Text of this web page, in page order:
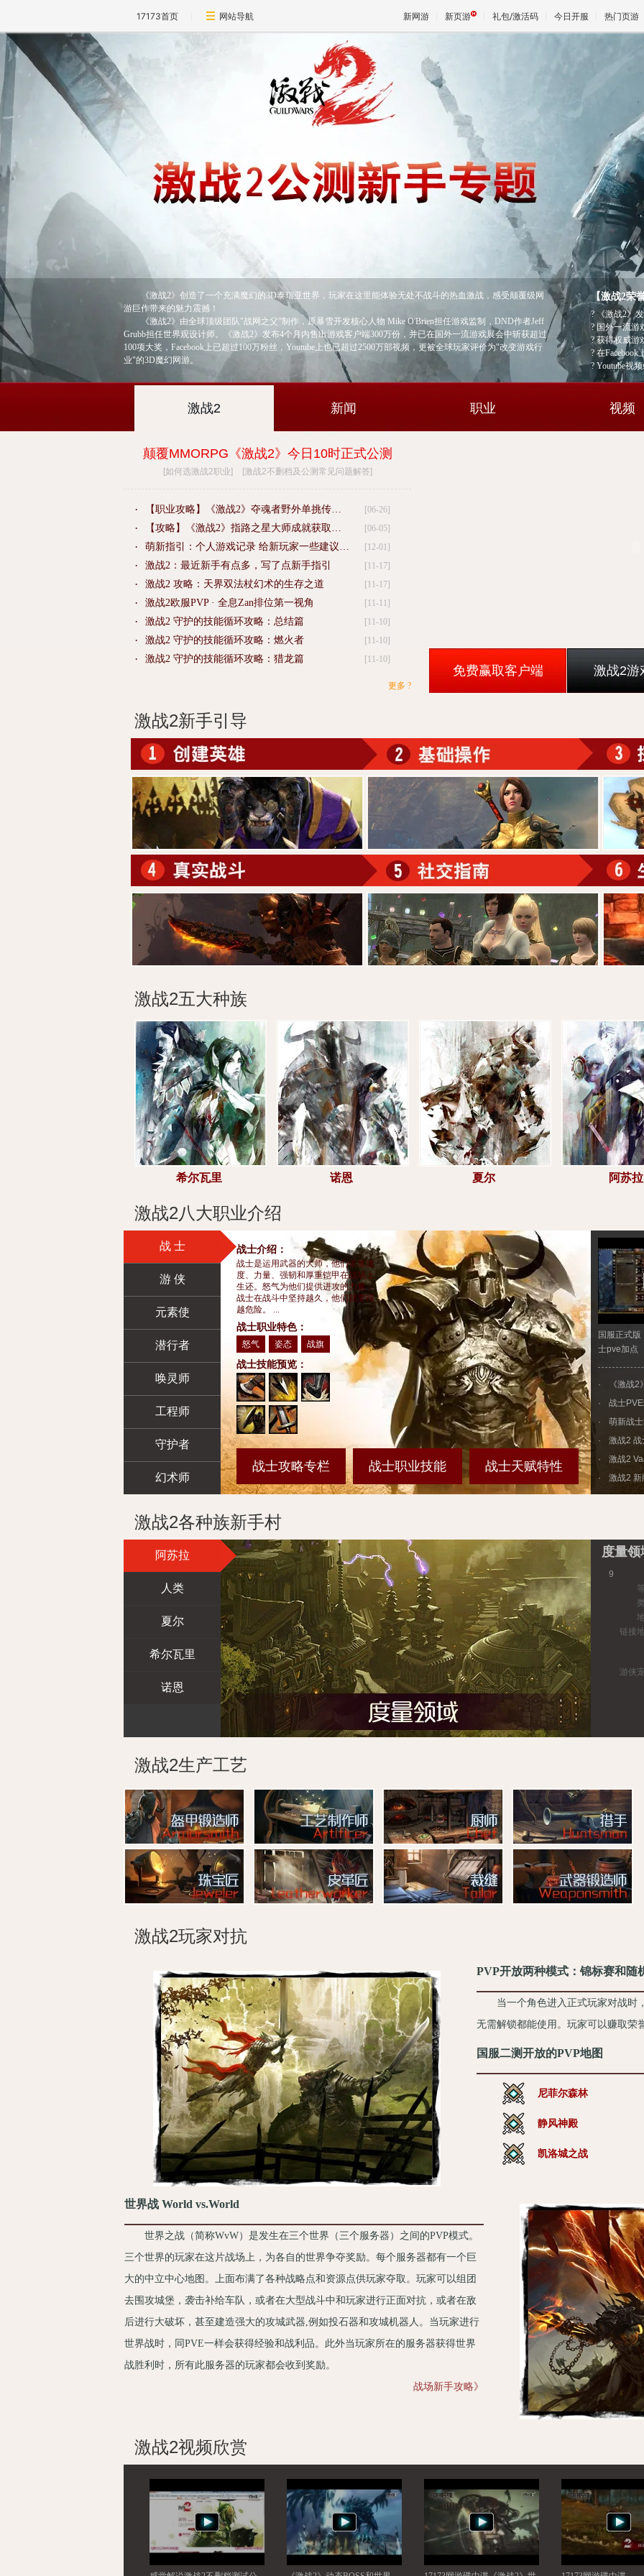
17173首页 网站导航 新网游 新页游 礼包/激活码 今日开服 热门页游
天堂
王权与
《激战2》创造了一个充满魔幻的3D泰瑞亚世界，玩家在这里能体验无处不战斗的热血激战，感受颠覆级网
游巨作带来的魅力震撼！
《激战2》由全球顶级团队"战网之父"制作，原暴雪开发核心人物 Mike O'Brien担任游戏监制，DND作者Jeff
Grubb担任世界观设计师。《激战2》发布4个月内售出游戏客户端300万份，并已在国外一流游戏展会中斩获超过
100项大奖，Facebook上已超过100万粉丝，Youtube上也已超过2500万部视频，更被全球玩家评价为"改变游戏行
业"的3D魔幻网游。
【激战2荣
? 《激战2》
? 国外一流游
? 获得权威游
? 在
? Youtube视
激战2 新闻 职业 视频
颠覆MMORPG《激战2》今日10时正式公测
[如何选激战2职业] [激战2不删档及公测常见问题解答]
· [06-26]
【职业攻略】《激战2》夺魂者野外单挑传奇B…
· [06-05]
【攻略】《激战2》指路之星大师成就获取攻…
· [12-01]
萌新指引：个人游戏记录 给新玩家一些建议…
· [11-17]
激战2：最近新手有点多，写了点新手指引
· [11-17]
激战2 攻略：天界双法杖幻术的生存之道
· [11-11]
激战2欧服PVP · 全息Zan排位第一视角
· [11-10]
激战2 守护的技能循环攻略：总结篇
· [11-10]
激战2 守护的技能循环攻略：燃火者
· [11-10]
激战2 守护的技能循环攻略：猎龙篇
更多 ?
免费赢取客户端 激战2游
激战2新手引导
激战2五大种族
希尔瓦里 诺恩 夏尔 阿苏拉
激战2八大职业介绍
战士介绍：
战士是运用武器的大师，他们依靠速
度、力量、强韧和厚重铠甲在战场上
生还。怒气为他们提供进攻的力量，
战士在战斗中坚持越久，他们就变得
越危险。 ...
战士职业特色：
怒气 姿态 战旗
战士技能预览：
战士攻略专栏 战士职业技能 战士天赋特性
国服正式
士pve加点
·
《激战
·
战士
·
萌新战
·
激战2 战
·
激战2
·
激战2
战 士
游 侠
元素使
潜行者
唤灵师
工程师
守护者
幻术师
激战2各种族新手村
度量领
9
链接
游侠
阿苏拉
人类
夏尔
希尔瓦里
诺恩
激战2生产工艺
激战2玩家对抗
PVP开放两种模式：锦标赛和随
当一个角色进入正式玩家对战时
无需解锁都能使用。玩家可以赚取荣
国服二测开放的PVP地图
尼菲尔森林
静风神殿
凯洛城之战
世界战 World vs.World
世界之战（简称WvW）是发生在三个世界（三个服务器）之间的PVP模式。
三个世界的玩家在这片战场上，为各自的世界争夺奖励。每个服务器都有一个巨
大的中立中心地图。上面布满了各种战略点和资源点供玩家夺取。玩家可以组团
去围攻城堡，袭击补给车队，或者在大型战斗中和玩家进行正面对抗，或者在敌
后进行大破坏，甚至建造强大的攻城武器,例如投石器和攻城机器人。当玩家进行
世界战时，同PVE一样会获得经验和战利品。此外当玩家所在的服务器获得世界
战胜利时，所有此服务器的玩家都会收到奖励。
战场新手攻略》
激战2视频欣赏